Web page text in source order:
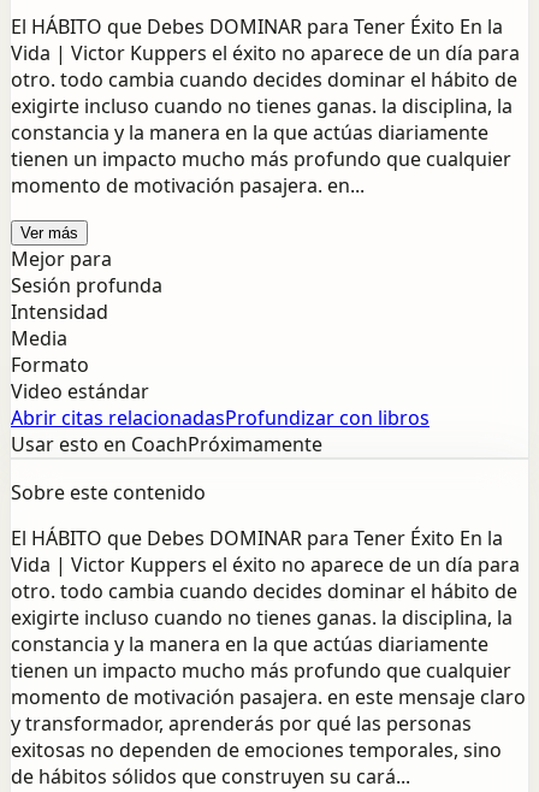
El HÁBITO que Debes DOMINAR para Tener Éxito En la
Vida | Victor Kuppers el éxito no aparece de un día para
otro. todo cambia cuando decides dominar el hábito de
exigirte incluso cuando no tienes ganas. la disciplina, la
constancia y la manera en la que actúas diariamente
tienen un impacto mucho más profundo que cualquier
momento de motivación pasajera. en...
Ver más
Mejor para
Sesión profunda
Intensidad
Media
Formato
Video estándar
Abrir citas relacionadasProfundizar con libros
Usar esto en CoachPróximamente
Sobre este contenido
El HÁBITO que Debes DOMINAR para Tener Éxito En la
Vida | Victor Kuppers el éxito no aparece de un día para
otro. todo cambia cuando decides dominar el hábito de
exigirte incluso cuando no tienes ganas. la disciplina, la
constancia y la manera en la que actúas diariamente
tienen un impacto mucho más profundo que cualquier
momento de motivación pasajera. en este mensaje claro
y transformador, aprenderás por qué las personas
exitosas no dependen de emociones temporales, sino
de hábitos sólidos que construyen su cará...